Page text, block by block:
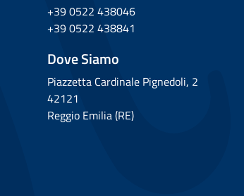
+39 0522 438046
+39 0522 438841
Dove Siamo
Piazzetta Cardinale Pignedoli, 2
42121
Reggio Emilia (RE)